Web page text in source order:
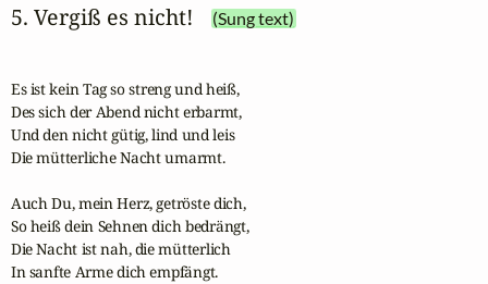
5. Vergiß es nicht! (Sung text)
Es ist kein Tag so streng und heiß,
Des sich der Abend nicht erbarmt,
Und den nicht gütig, lind und leis
Die mütterliche Nacht umarmt.
Auch Du, mein Herz, getröste dich,
So heiß dein Sehnen dich bedrängt,
Die Nacht ist nah, die mütterlich
In sanfte Arme dich empfängt.